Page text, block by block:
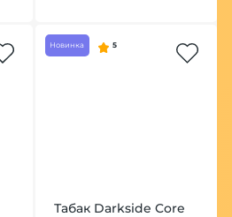
Новинка 5
Табак Darkside Core